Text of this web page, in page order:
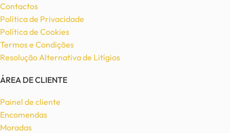
Contactos
Política de Privacidade
Política de Cookies
Termos e Condições
Resolução Alternativa de Litígios
ÁREA DE CLIENTE
Painel de cliente
Encomendas
Moradas